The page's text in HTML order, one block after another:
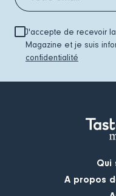
J'accepte de recevoir
Magazine et je suis
confidentialité
Qui
A propos